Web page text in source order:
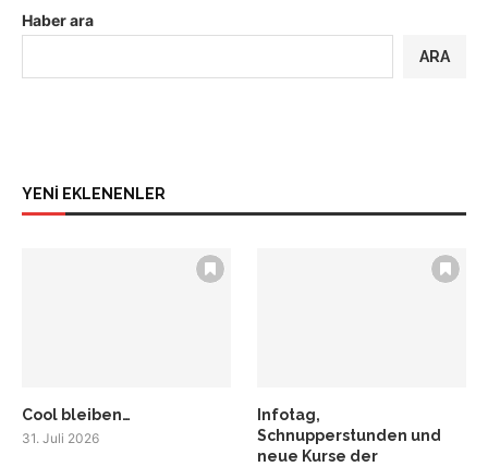
Haber ara
ARA
YENİ EKLENENLER
Cool bleiben…
31. Juli 2026
Infotag,
Schnupperstunden und
neue Kurse der